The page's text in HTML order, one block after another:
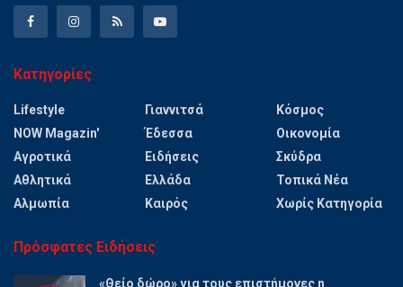
Κατηγορίες
Lifestyle
NOW Magazin'
Αγροτικά
Αθλητικά
Αλμωπία
Γιαννιτσά
Έδεσσα
Ειδήσεις
Ελλάδα
Καιρός
Κόσμος
Οικονομία
Σκύδρα
Τοπικά Νέα
Χωρίς Κατηγορία
Πρόσφατες Ειδήσεις
«Θείο δώρο» για τους επιστήμονες η